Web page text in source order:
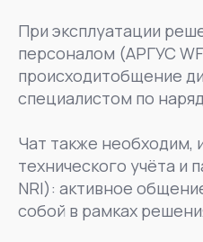
При эксплуатации
персоналом (АРГУС
происходитобщение
специалистом по
Чат также необходим,
технического учёта и
NRI): активное
собой в рамках